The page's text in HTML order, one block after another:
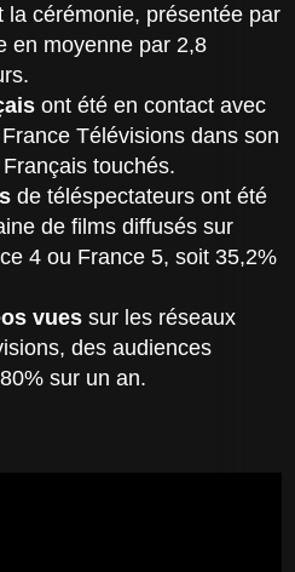
la cérémonie, présentée par
en moyenne par 2,8
ont été en contact avec
Télévisions dans son
touchés.
de téléspectateurs ont été
de films diffusés sur
4 ou France 5, soit 35,2%
vues sur les réseaux
des audiences
sur un an.